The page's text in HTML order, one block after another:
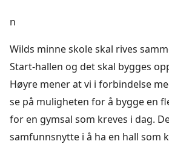
n
Wilds minne skole skal rives
Start-hallen og det skal bygges
Høyre mener at vi i forbindelse
se på muligheten for å bygge en
for en gymsal som kreves i dag.
samfunnsnytte i å ha en hall som